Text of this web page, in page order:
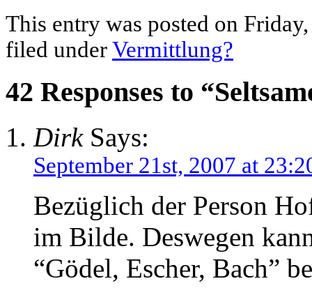
This entry was posted on
filed underVermittlung?
42 Responses to
DirkSays:
September 21st, 2007 at
Bezüglich der Person
im Bilde. Deswegen
“Gödel, Escher, Bach”